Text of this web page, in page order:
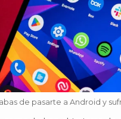
de pasarte a Android y